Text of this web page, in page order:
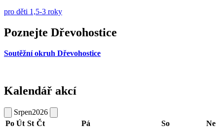
pro děti 1,5-3 roky
Poznejte Dřevohostice
Soutěžní okruh Dřevohostice
Kalendář akcí
Srpen2026
Po Út St Čt Pá So Ne